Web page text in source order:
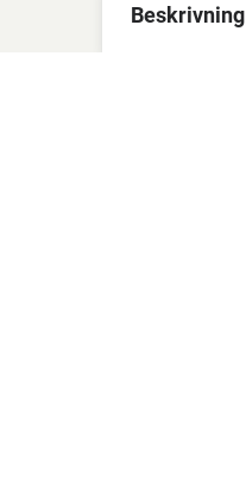
Beskrivning